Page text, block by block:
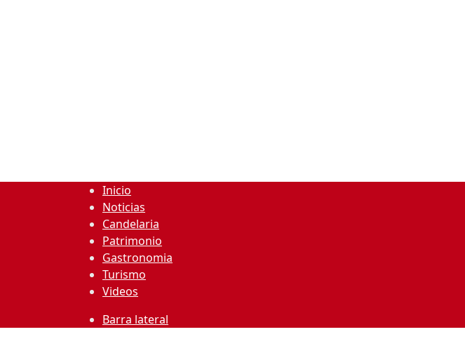
Inicio
Noticias
Candelaria
Patrimonio
Gastronomia
Turismo
Videos
Barra lateral